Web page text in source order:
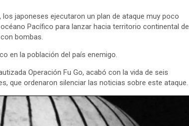
, los japoneses ejecutaron un plan de ataque muy poco
Pacífico para lanzar hacia territorio continental de
bombas.
en la población del país enemigo.
Operación Fu Go, acabó con la vida de seis
que ordenaron silenciar las noticias sobre este ataque.